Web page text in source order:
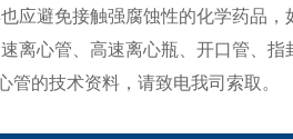
应避免接触强腐蚀性的化学药品，
离心管、高速离心瓶、开口管、
的技术资料，请致电我司索取。